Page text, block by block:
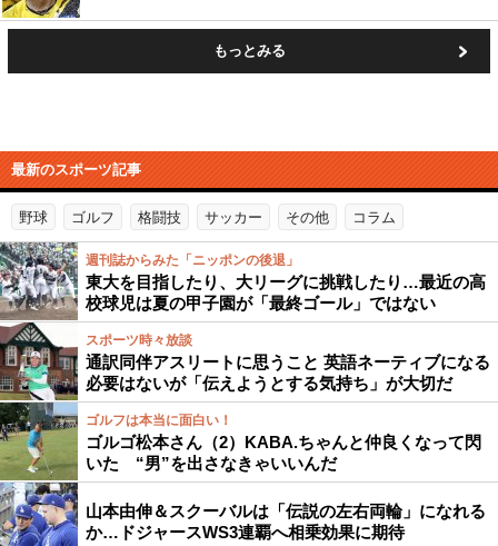
もっとみる
最新のスポーツ記事
野球 ゴルフ 格闘技 サッカー その他 コラム
週刊誌からみた「ニッポンの後退」
東大を目指したり、大リーグに挑戦したり…最近の高
校球児は夏の甲子園が「最終ゴール」ではない
スポーツ時々放談
通訳同伴アスリートに思うこと 英語ネーティブになる
必要はないが「伝えようとする気持ち」が大切だ
ゴルフは本当に面白い！
ゴルゴ松本さん（2）KABA.ちゃんと仲良くなって閃
いた “男”を出さなきゃいいんだ
山本由伸＆スクーバルは「伝説の左右両輪」になれる
か…ドジャースWS3連覇へ相乗効果に期待